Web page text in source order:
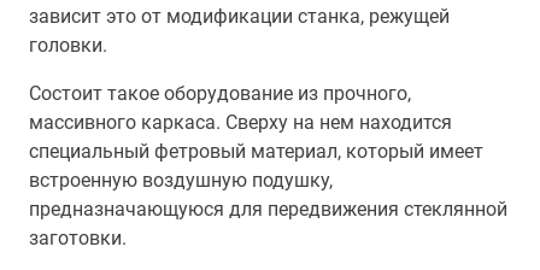
зависит это от модификации станка, режущей
головки.
Состоит такое оборудование из прочного,
массивного каркаса. Сверху на нем находится
специальный фетровый материал, который имеет
встроенную воздушную подушку,
предназначающуюся для передвижения стеклянной
заготовки.